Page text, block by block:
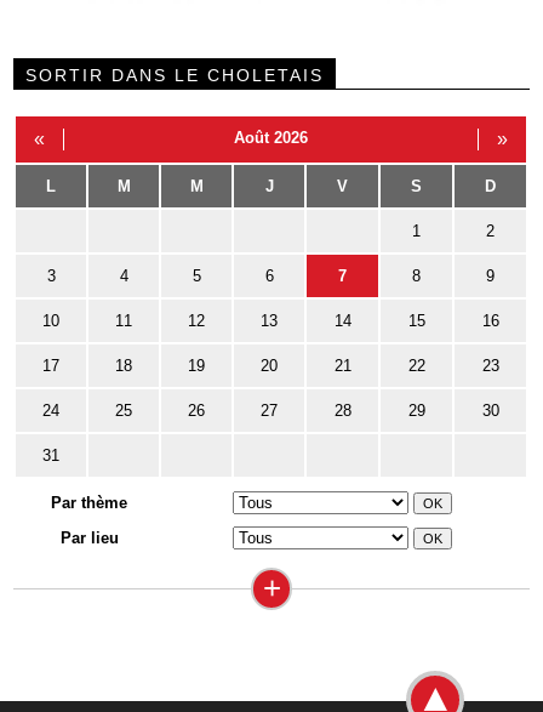
SORTIR DANS LE CHOLETAIS
« Août 2026 »
L M M J V S D
1 2
3 4 5 6 7 8 9
10 11 12 13 14 15 16
17 18 19 20 21 22 23
24 25 26 27 28 29 30
31
Par thème
Par lieu
+